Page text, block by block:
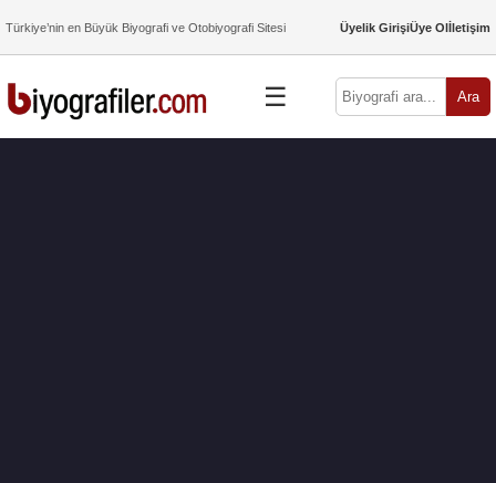
Türkiye’nin en Büyük Biyografi ve Otobiyografi Sitesi Üyelik GirişiÜye Olİletişim
☰ Ara